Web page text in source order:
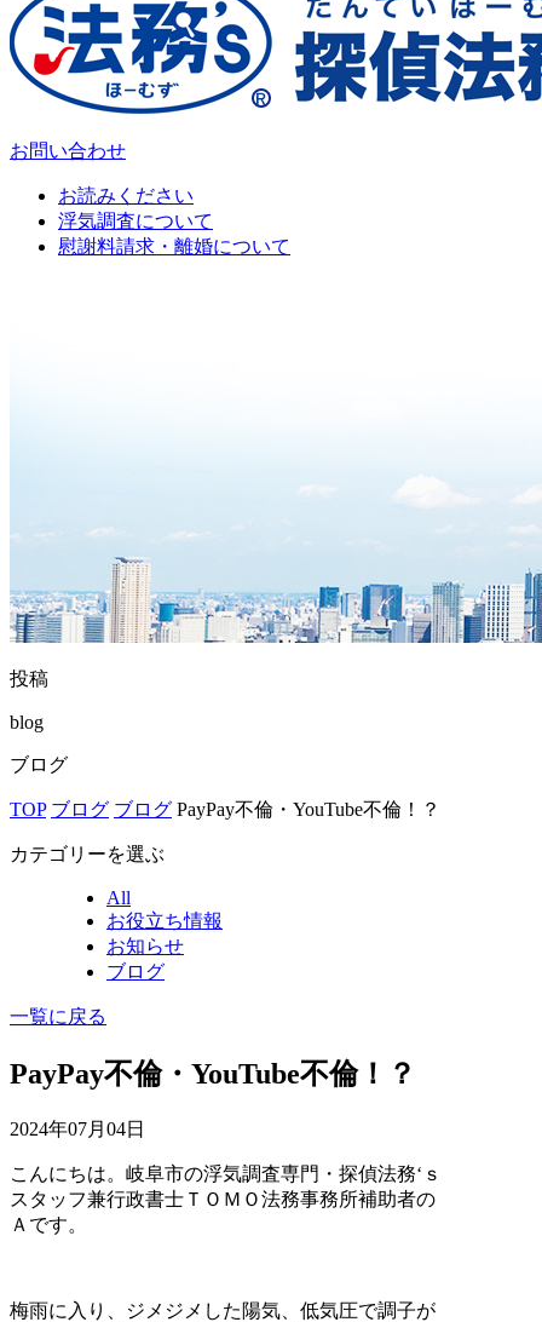
お問い合わせ
お読みください
浮気調査について
慰謝料請求・離婚について
投稿
blog
ブログ
TOP ブログ ブログ PayPay不倫・YouTube不倫！？
カテゴリーを選ぶ
All
お役立ち情報
お知らせ
ブログ
一覧に戻る
PayPay不倫・YouTube不倫！？
2024年07月04日
こんにちは。岐阜市の浮気調査専門・探偵法務‘ｓ
スタッフ兼行政書士ＴＯＭＯ法務事務所補助者の
Ａです。
梅雨に入り、ジメジメした陽気、低気圧で調子が